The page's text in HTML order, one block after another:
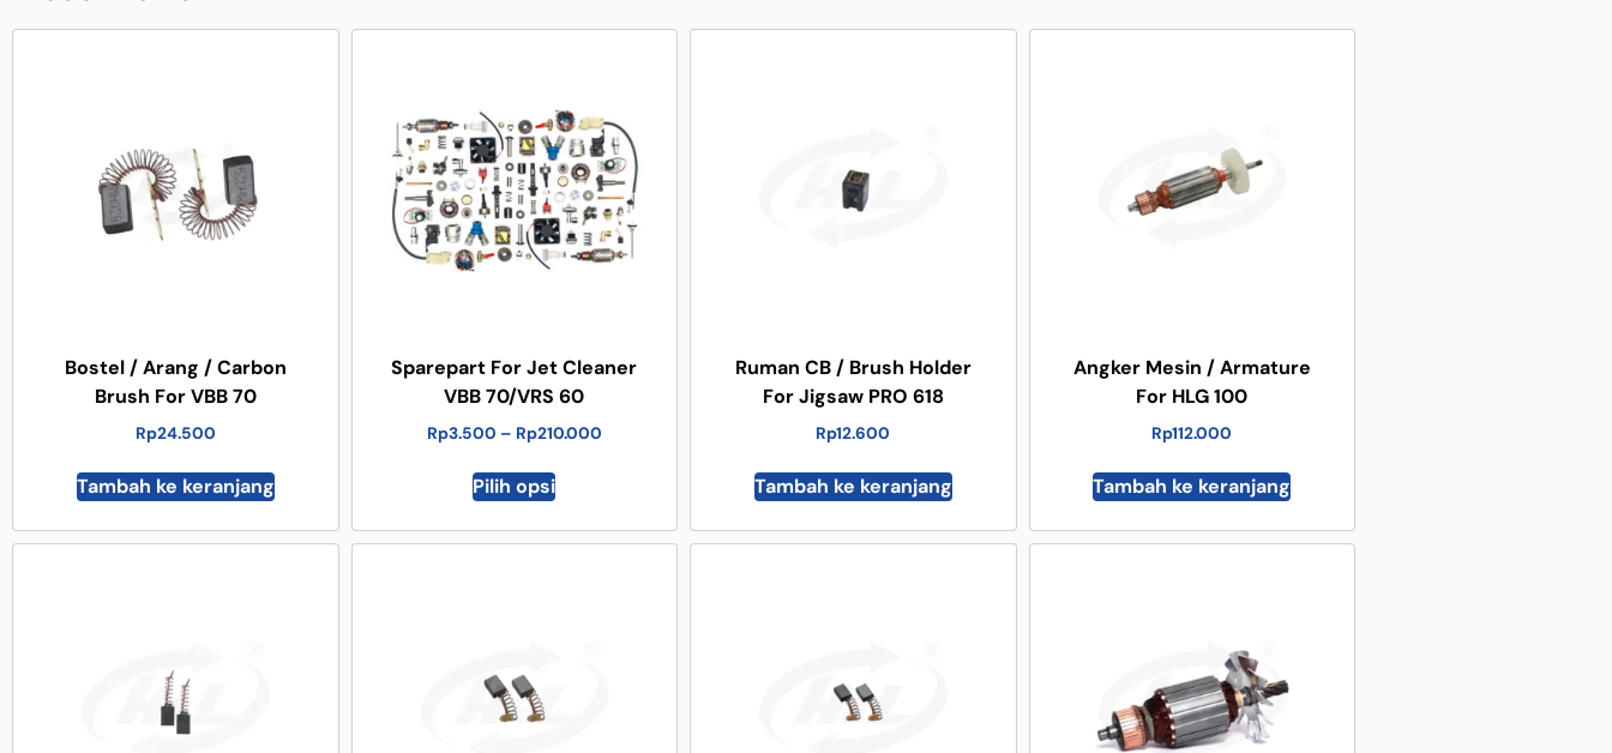
Bostel / Arang / Carbon
Brush For VBB 70
Rp24.500
Tambah ke keranjang
Sparepart For Jet Cleaner
VBB 70/VRS 60
Rp3.500 – Rp210.000
Pilih opsi
Ruman CB / Brush Holder
For Jigsaw PRO 618
Rp12.600
Tambah ke keranjang
Angker Mesin / Armature
For HLG 100
Rp112.000
Tambah ke keranjang